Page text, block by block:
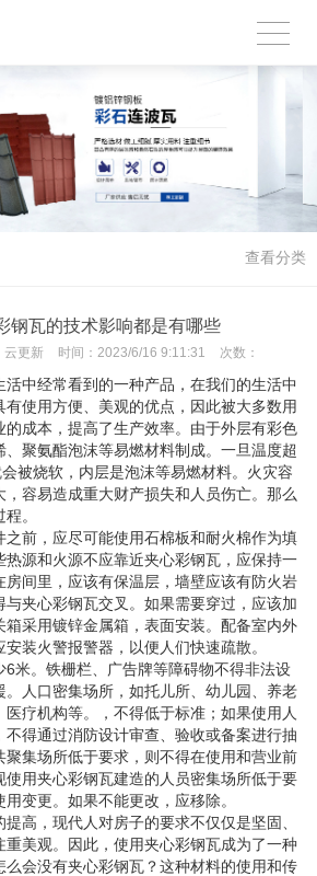
查看分类
钢瓦的技术影响都是有哪些
云更新 时间： 2023/6/16 9:11:31 次数：
活中经常看到的一种产品，在我们的生活中
使用方便、美观的优点，因此被大多数用
的成本，提高了生产效率。由于外层有彩色
聚氨酯泡沫等易燃材料制成。一旦温度超
被烧软，内层是泡沫等易燃材料。火灾容
容易造成重大财产损失和人员伤亡。那么
。
之前，应尽可能使用石棉板和耐火棉作为填
源和火源不应靠近夹心彩钢瓦，应保持一
房间里，应该有保温层，墙壁应该有防火岩
夹心彩钢瓦交叉。如果需要穿过，应该加
采用镀锌金属箱，表面安装。配备室内外
装火警报警器，以便人们快速疏散。
6米。铁栅栏、广告牌等障碍物不得非法设
人口密集场所，如托儿所、幼儿园、养老
医疗机构等。，不得低于标准；如果使用人
不得通过消防设计审查、验收或备案进行抽
集场所低于要求，则不得在使用和营业前
用夹心彩钢瓦建造的人员密集场所低于要
变更。如果不能更改，应移除。
高，现代人对房子的要求不仅仅是坚固、
美观。因此，使用夹心彩钢瓦成为了一种
么会没有夹心彩钢瓦？这种材料的使用和传